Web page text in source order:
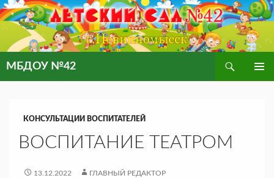
МБДОУ №42
Поиск
КОНСУЛЬТАЦИИ ВОСПИТАТЕЛЕЙ
ВОСПИТАНИЕ ТЕАТРОМ
13.12.2022 ГЛАВНЫЙ РЕДАКТОР